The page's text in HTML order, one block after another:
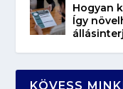
Hogyan
Így
KÖVESS